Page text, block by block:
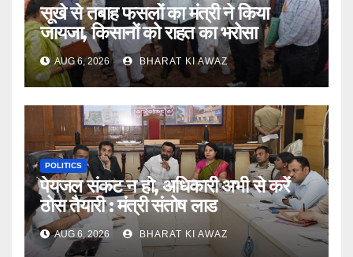
सूखे से तबाह फसलों का मंत्री ने किया
जायजा, किसानों को राहत का भरोसा
AUG 6, 2026 BHARAT KI AWAZ
POLITICS
पेयजल संकट न हो, अधिकारी अभी से करें
ठोस तैयारी : मंत्री संतोष लाड
AUG 6, 2026 BHARAT KI AWAZ